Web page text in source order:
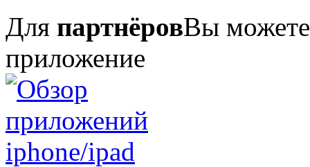
Для партнёровВы можете
приложение